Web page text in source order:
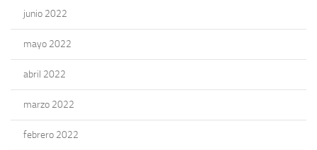
junio 2022
mayo 2022
abril 2022
marzo 2022
febrero 2022